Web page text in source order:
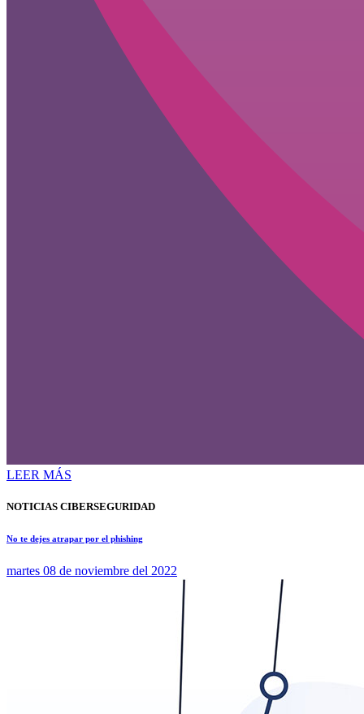
LEER MÁS
NOTICIAS CIBERSEGURIDAD
No te dejes atrapar por el phishing
martes 08 de noviembre del 2022